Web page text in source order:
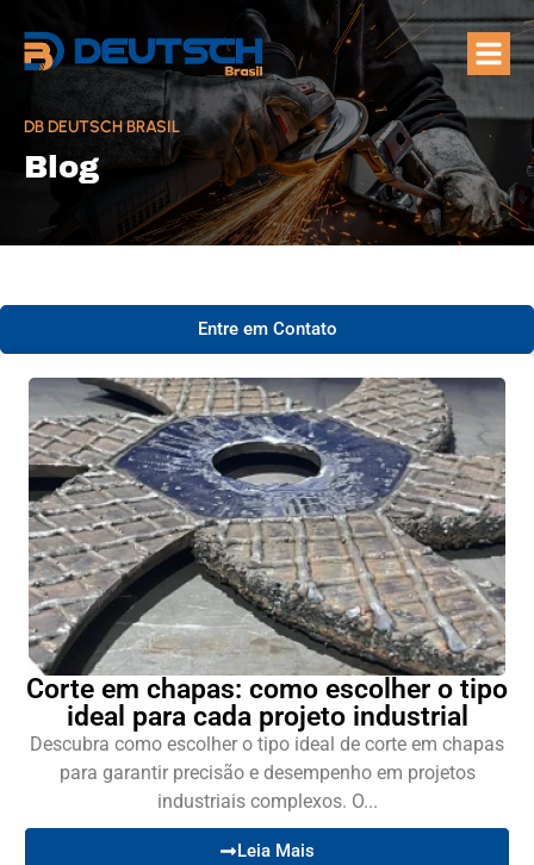
DB DEUTSCH BRASIL
Blog
Entre em Contato
Corte em chapas: como escolher o tipo
ideal para cada projeto industrial
Descubra como escolher o tipo ideal de corte em chapas
para garantir precisão e desempenho em projetos
industriais complexos. O...
Leia Mais